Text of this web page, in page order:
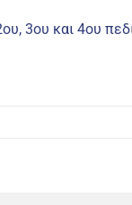
3ου και 4ου